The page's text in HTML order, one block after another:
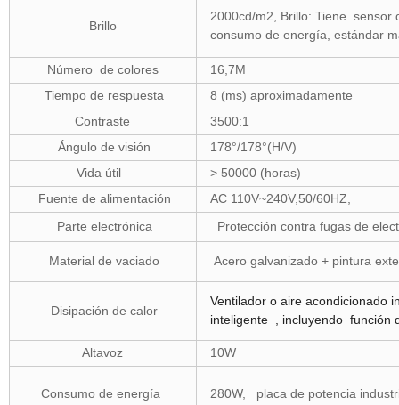
Brillo
2000cd/m2, Brillo: Tiene
consumo de energía, estándar
Número de colores
16,7M
Tiempo de respuesta
8 (ms) aproximadamente
Contraste
3500:1
Ángulo de visión
178°/178°(H/V)
Vida útil
> 50000 (horas)
Fuente de alimentación
AC 110V~240V,50/60HZ,
Parte electrónica
Protección contra fugas de
Material de vaciado Acero galvanizado + pintura
Disipación de calor
Ventilador o aire acondicionado
inteligente , incluyendo función
Altavoz 10W
Consumo de energía 280W, placa de potencia